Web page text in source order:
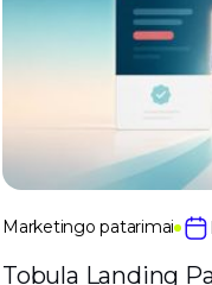
Marketingo patarimai
Tobula Landing